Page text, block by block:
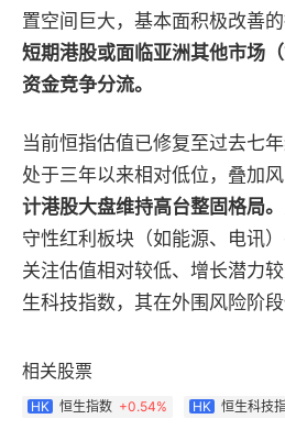
置空间巨大，基本面积极改善
短期港股或面临亚洲其他市场
资金竞争分流。
当前恒指估值已修复至过去七
处于三年以来相对低位，叠加风
计港股大盘维持高台整固格局。
守性红利板块（如能源、电讯
关注估值相对较低、增长潜力
生科技指数，其在外围风险阶
相关股票
HK 恒生指数 +0.54% HK 恒生科技